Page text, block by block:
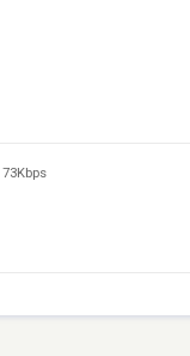
73Kbps